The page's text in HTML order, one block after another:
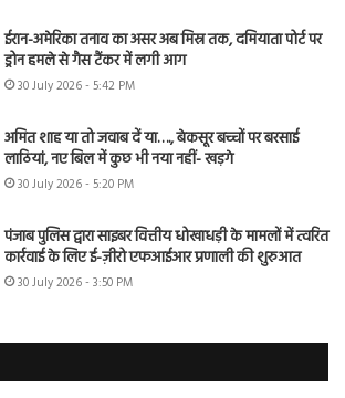
ईरान-अमेरिका तनाव का असर अब मिस्र तक, दमियाता पोर्ट पर
ड्रोन हमले से गैस टैंकर में लगी आग
30 July 2026 - 5:42 PM
अमित शाह या तो जवाब दें या…., बेकसूर बच्चों पर बरसाई
लाठियां, नए बिल में कुछ भी नया नहीं- खड़गे
30 July 2026 - 5:20 PM
पंजाब पुलिस द्वारा साइबर वित्तीय धोखाधड़ी के मामलों में त्वरित
कार्रवाई के लिए ई-ज़ीरो एफआईआर प्रणाली की शुरुआत
30 July 2026 - 3:50 PM